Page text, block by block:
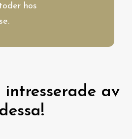
hos
av
dessa!